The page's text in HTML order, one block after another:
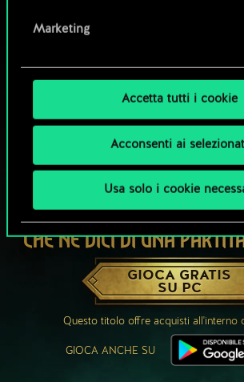
Marketing
Accetta tutti i cookie
Acconsenti ai
Usa solo i cookie
CHE NE DICI DI UNA
GIOCA GRATIS
SU PC
Questo titolo offre acquisti all'interno
GIOCA ANCHE SU